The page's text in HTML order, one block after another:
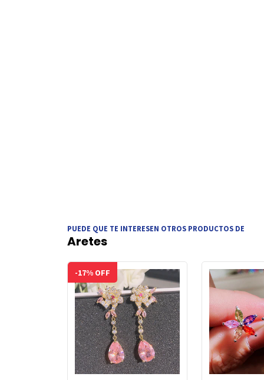
PUEDE QUE TE INTERESEN OTROS PRODUCTOS DE
Aretes
-17% OFF